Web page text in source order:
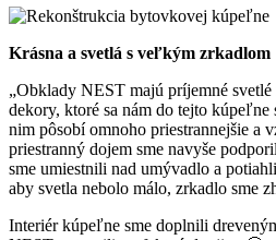
Krásna a svetlá s veľkým zrkadlom
„Obklady NEST majú príjemné svetlé
dekory, ktoré sa nám do tejto
nim pôsobí omnoho priestrannejšie a
priestranný dojem sme navyše
sme umiestnili nad umývadlo a
aby svetla nebolo málo, zrkadlo sme
Interiér kúpeľne sme doplnili